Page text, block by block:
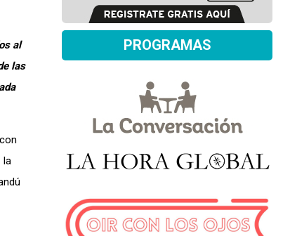
al
las
la
PROGRAMAS